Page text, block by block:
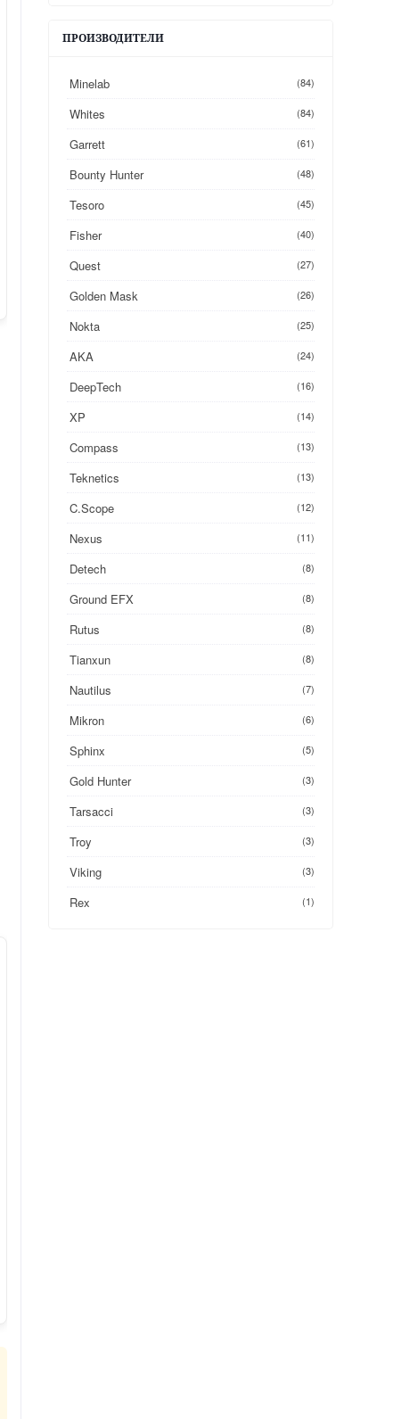
ПРОИЗВОДИТЕЛИ
Minelab (84)
Whites (84)
Garrett (61)
Bounty Hunter (48)
Tesoro (45)
Fisher (40)
Quest (27)
Golden Mask (26)
Nokta (25)
AKA (24)
DeepTech (16)
XP (14)
Compass (13)
Teknetics (13)
C.Scope (12)
Nexus (11)
Detech (8)
Ground EFX (8)
Rutus (8)
Tianxun (8)
Nautilus (7)
Mikron (6)
Sphinx (5)
Gold Hunter (3)
Tarsacci (3)
Troy (3)
Viking (3)
Rex (1)